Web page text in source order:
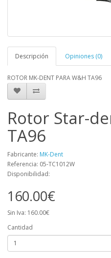
Descripción Opiniones (0)
ROTOR MK-DENT PARA W&H TA96
Rotor Star-
TA96
Fabricante: MK-Dent
Referencia: 05-TC1012W
Disponibilidad:
160.00€
Sin Iva: 160.00€
Cantidad